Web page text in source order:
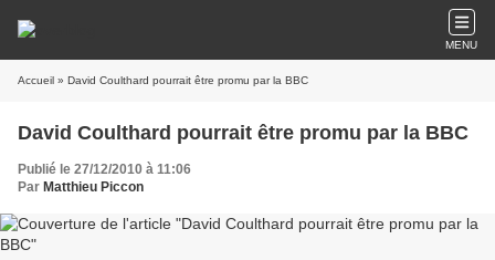
MENU
Accueil » David Coulthard pourrait être promu par la BBC
David Coulthard pourrait être promu par la BBC
Publié le 27/12/2010 à 11:06
Par Matthieu Piccon